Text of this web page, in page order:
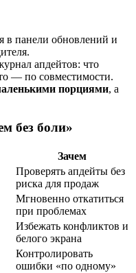
в панели обновлений и
апдейтов: что
— по совместимости.
порциями, а
без боли»
Зачем
Проверять апдейты без
риска для продаж
Мгновенно откатиться
при проблемах
Избежать конфликтов и
белого экрана
Контролировать
ошибки «по одному»